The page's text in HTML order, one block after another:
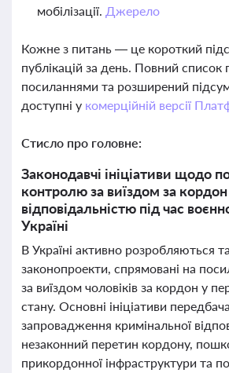
мобілізації. Джерело
Кожне з питань — це короткий
публікацій за день. Повний
посиланнями та розширений
доступні у комерційній версії
Стисло про головне:
Законодавчі ініціативи щодо
контролю за виїздом за кордон
відповідальністю під час
Україні
В Україні активно розробляються
законопроекти, спрямовані на
за виїздом чоловіків за кордон у
стану. Основні ініціативи
запровадження кримінальної
незаконний перетин кордону,
прикордонної інфраструктури та